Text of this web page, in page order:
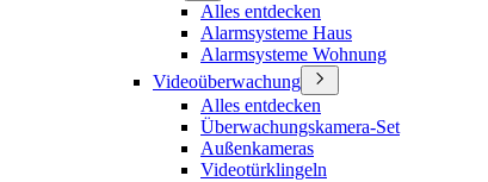
Alles entdecken
Alarmsysteme Haus
Alarmsysteme Wohnung
Videoüberwachung
Alles entdecken
Überwachungskamera-Set
Außenkameras
Videotürklingeln